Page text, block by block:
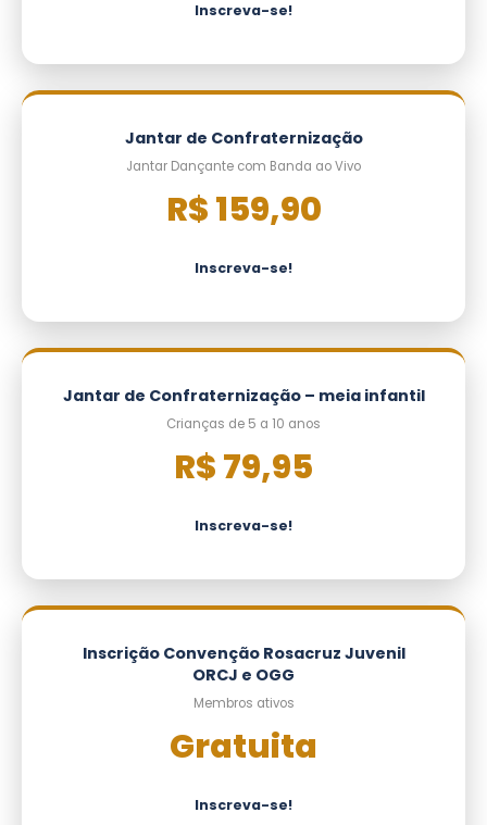
Inscreva-se!
Jantar de Confraternização
Jantar Dançante com Banda ao Vivo
R$ 159,90
Inscreva-se!
Jantar de Confraternização – meia infantil
Crianças de 5 a 10 anos
R$ 79,95
Inscreva-se!
Inscrição Convenção Rosacruz Juvenil
ORCJ e OGG
Membros ativos
Gratuita
Inscreva-se!